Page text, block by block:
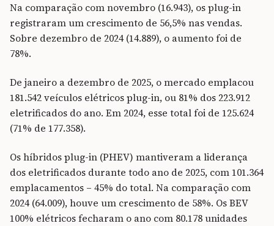
Na comparação com novembro (16.943), os plug-in
registraram um crescimento de 56,5% nas vendas.
Sobre dezembro de 2024 (14.889), o aumento foi de
78%.
De janeiro a dezembro de 2025, o mercado emplacou
181.542 veículos elétricos plug-in, ou 81% dos 223.912
eletrificados do ano. Em 2024, esse total foi de 125.624
(71% de 177.358).
Os híbridos plug-in (PHEV) mantiveram a liderança
dos eletrificados durante todo ano de 2025, com 101.364
emplacamentos – 45% do total. Na comparação com
2024 (64.009), houve um crescimento de 58%. Os BEV
100% elétricos fecharam o ano com 80.178 unidades